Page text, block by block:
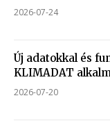
2026-07-24
Új adatokkal és
KLIMADAT
2026-07-20